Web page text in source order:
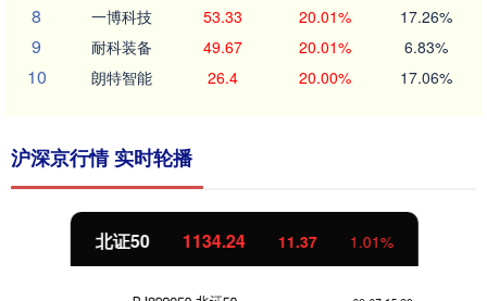
8 一博科技 53.33 20.01% 17.26%
9 耐科装备 49.67 20.01% 6.83%
10 朗特智能 26.4 20.00% 17.06%
沪深京行情 实时轮播
北证50 1134.24 11.37 1.01%